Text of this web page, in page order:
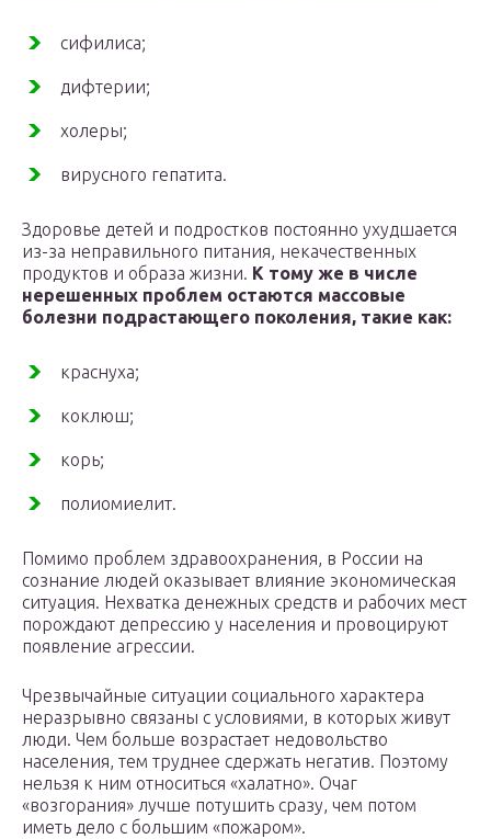
сифилиса;
дифтерии;
холеры;
вирусного гепатита.
Здоровье детей и подростков постоянно ухудшается
из-за неправильного питания, некачественных
продуктов и образа жизни. К тому же в числе
нерешенных проблем остаются массовые
болезни подрастающего поколения, такие как:
краснуха;
коклюш;
корь;
полиомиелит.
Помимо проблем здравоохранения, в России на
сознание людей оказывает влияние экономическая
ситуация. Нехватка денежных средств и рабочих мест
порождают депрессию у населения и провоцируют
появление агрессии.
Чрезвычайные ситуации социального характера
неразрывно связаны с условиями, в которых живут
люди. Чем больше возрастает недовольство
населения, тем труднее сдержать негатив. Поэтому
нельзя к ним относиться «халатно». Очаг
«возгорания» лучше потушить сразу, чем потом
иметь дело с большим «пожаром».